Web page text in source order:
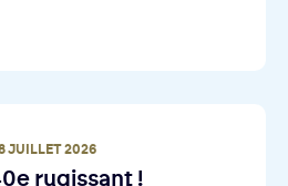
JUILLET 2026
rugissant !